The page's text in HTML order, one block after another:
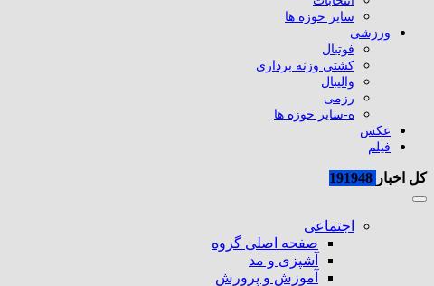
سایر حوزه ها
ورزشی
فوتبال
کشتی وزنه برداری
والیبال
رزمی
ه-سایر حوزه ها
عکس
فیلم
کل اخبار
اجتماعی
صفحه اصلی گروه
آشپزی و مد
آموزش و پرورش